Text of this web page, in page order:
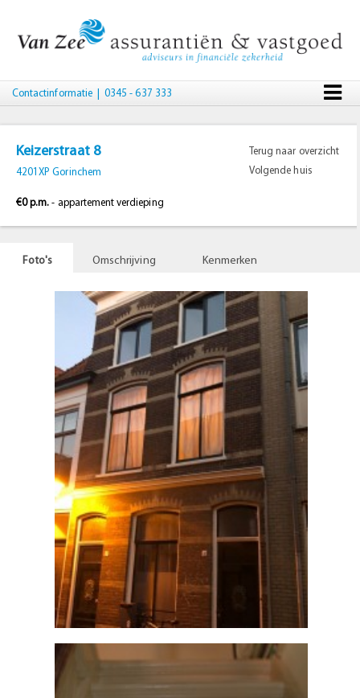
Contactinformatie| 0345 - 637 333
Keizerstraat 8
4201XP Gorinchem
€0 p.m. - appartement verdieping
Terug naar overzicht
Volgende huis
Foto's Omschrijving Kenmerken